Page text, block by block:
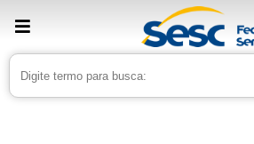
› Home › Noticias